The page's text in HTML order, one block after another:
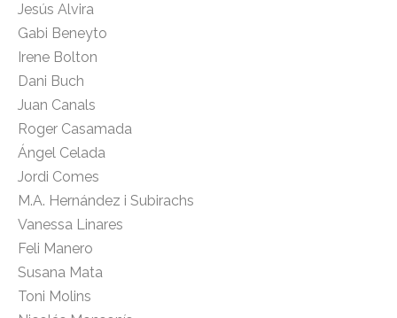
Jesús Alvira
Gabi Beneyto
Irene Bolton
Dani Buch
Juan Canals
Roger Casamada
Ángel Celada
Jordi Comes
M.A. Hernández i Subirachs
Vanessa Linares
Feli Manero
Susana Mata
Toni Molins